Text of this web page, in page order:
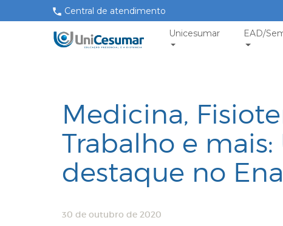
Central de atendimento
Unicesumar EAD/
Medicina,
Trabalho e
destaque no
30 de outubro de 2020